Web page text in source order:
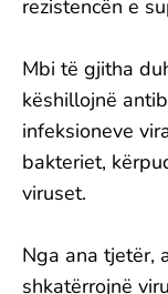
rezistencën e
Mbi të gjitha
këshillojnë
infeksioneve
bakteriet,
viruset.
Nga ana tjetër,
shkatërrojnë